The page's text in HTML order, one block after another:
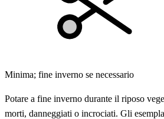
Minima; fine inverno se necessario
Potare a fine inverno durante il riposo
morti, danneggiati o incrociati. Gli